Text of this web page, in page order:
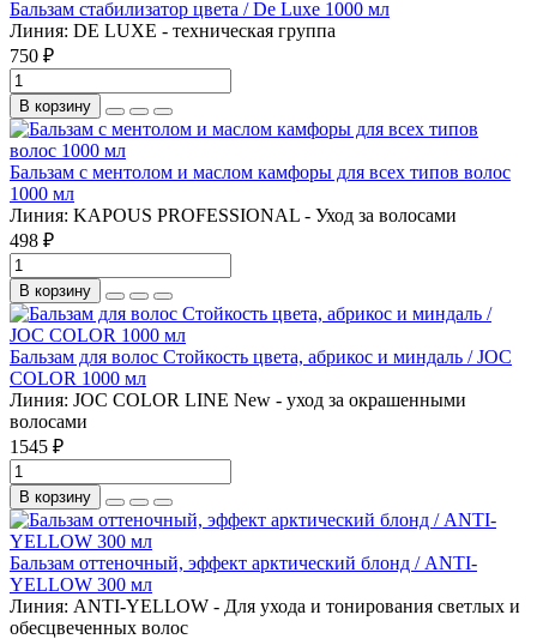
Бальзам стабилизатор цвета / De Luxe 1000 мл
Линия: DE LUXE - техническая группа
750 ₽
В корзину
Бальзам с ментолом и маслом камфоры для всех типов волос
1000 мл
Линия: KAPOUS PROFESSIONAL - Уход за волосами
498 ₽
В корзину
Бальзам для волос Стойкость цвета, абрикос и миндаль / JOC
COLOR 1000 мл
Линия: JOC COLOR LINE New - уход за окрашенными
волосами
1545 ₽
В корзину
Бальзам оттеночный, эффект арктический блонд / ANTI-
YELLOW 300 мл
Линия: ANTI-YELLOW - Для ухода и тонирования светлых и
обесцвеченных волос